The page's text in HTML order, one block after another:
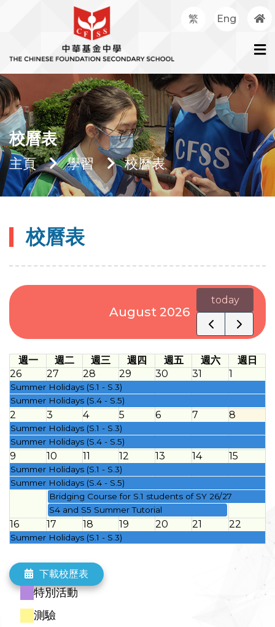
繁 Eng
校曆表
主頁 學習 校曆表
校曆表
August 2026
today
週一 週二 週三 週四 週五 週六
週日
26
27 28 29 30 31 1
Summer Holidays (S.1 - S.3)
Summer Holidays (S.4 - S.5)
2 3 4 5 6 7 8
Summer Holidays (S.1 - S.3)
Summer Holidays (S.4 - S.5)
9 10 11 12 13 14 15
Summer Holidays (S.1 - S.3)
Summer Holidays (S.4 - S.5)
Bridging Course for S.1 students of SY 26/27
S4 and S5 Summer Tutorial
16 17 18 19 20 21 22
Summer Holidays (S.1 - S.3)
Bridging Course for S.1 students of SY 26/27
23 24 25
Summer Holidays (S.1 - S.3)
S.5 Mass Test (Elective subjects)
下載校歷表
特別活動
測驗